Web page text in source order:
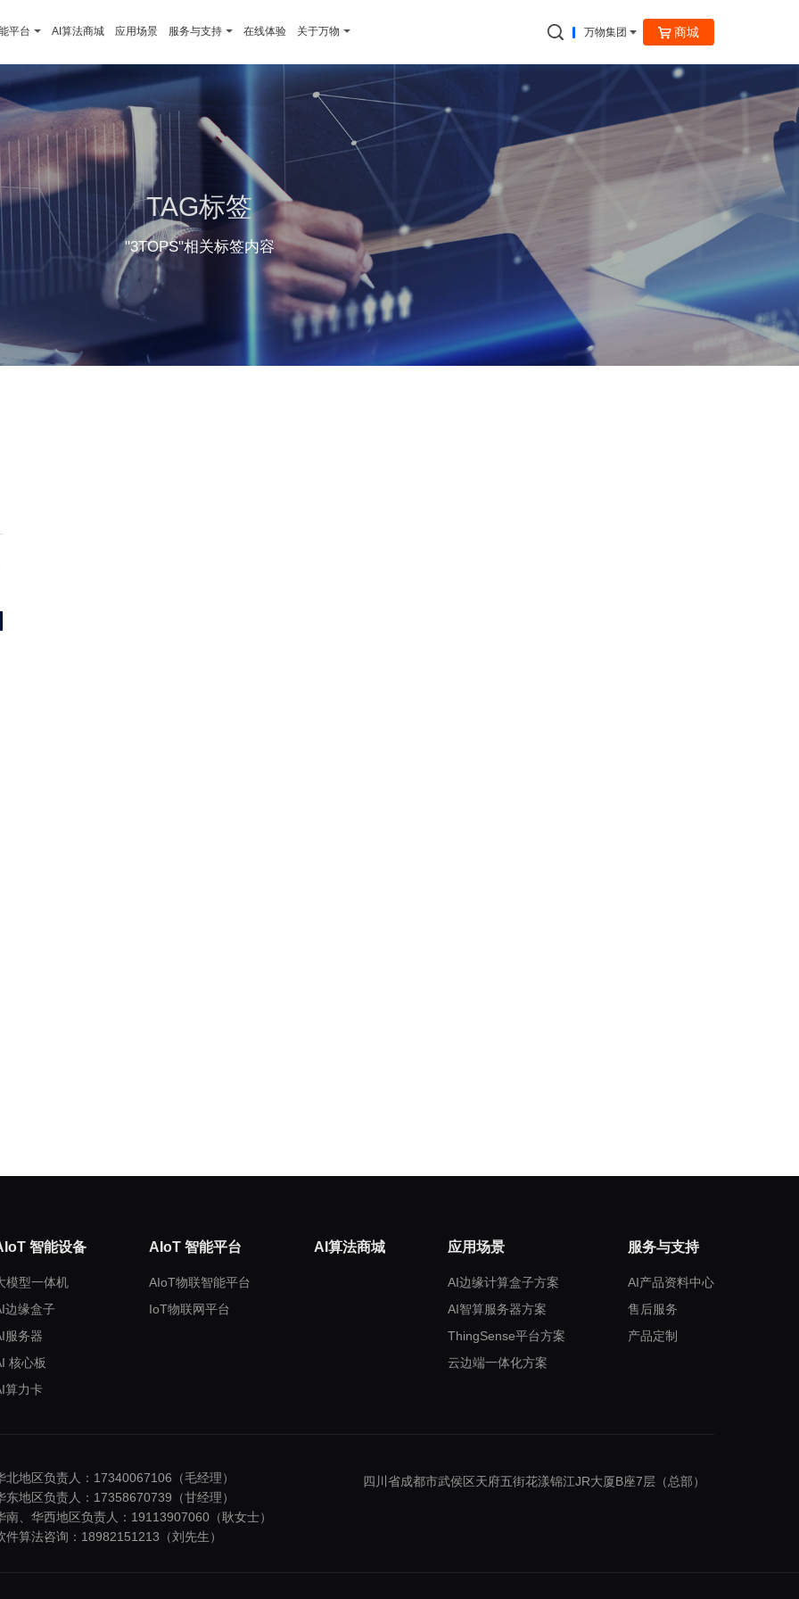
平台 AI算法商城 应用场景 服务与支持 在线体验 关于万物 万物集团 商城
TAG标签
"3TOPS"相关标签内容
智能设备
模型一体机
边缘盒子
服务器
核心板
算力卡
AIoT 智能平台
AIoT物联智能平台
IoT物联网平台
AI算法商城 应用场景
AI边缘计算盒子方案
AI智算服务器方案
ThingSense平台方案
云边端一体化方案
服务与支持
AI产品资料中心
售后服务
产品定制
北地区负责人：17340067106（毛经理）
东地区负责人：17358670739（甘经理）
南、华西地区负责人：19113907060（耿女士）
件算法咨询：18982151213（刘先生）
四川省成都市武侯区天府五街花漾锦江JR大厦B座7层（总部）